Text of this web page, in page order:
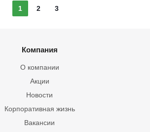
1 2 3
Компания
О компании
Акции
Новости
Корпоративная жизнь
Вакансии